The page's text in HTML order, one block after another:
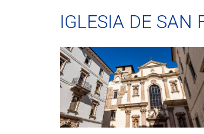
IGLESIA DE SAN